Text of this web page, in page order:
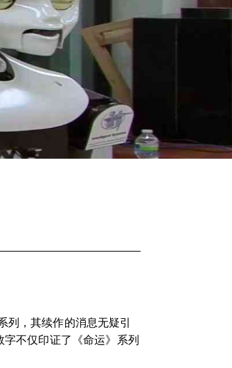
，其续作的消息无疑引
不仅印证了《命运》系列